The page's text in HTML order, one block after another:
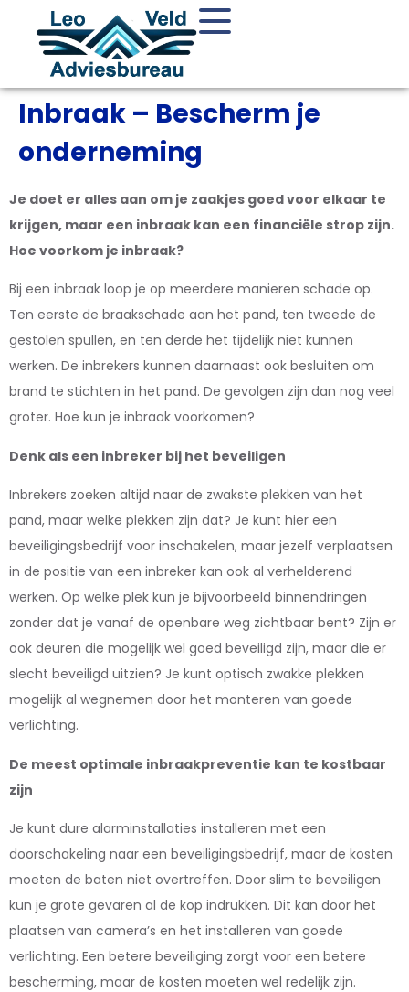
Inbraak – Bescherm je
onderneming
Je doet er alles aan om je zaakjes goed voor elkaar te
krijgen, maar een inbraak kan een financiële strop zijn.
Hoe voorkom je inbraak?
Bij een inbraak loop je op meerdere manieren schade op.
Ten eerste de braakschade aan het pand, ten tweede de
gestolen spullen, en ten derde het tijdelijk niet kunnen
werken. De inbrekers kunnen daarnaast ook besluiten om
brand te stichten in het pand. De gevolgen zijn dan nog veel
groter. Hoe kun je inbraak voorkomen?
Denk als een inbreker bij het beveiligen
Inbrekers zoeken altijd naar de zwakste plekken van het
pand, maar welke plekken zijn dat? Je kunt hier een
beveiligingsbedrijf voor inschakelen, maar jezelf verplaatsen
in de positie van een inbreker kan ook al verhelderend
werken. Op welke plek kun je bijvoorbeeld binnendringen
zonder dat je vanaf de openbare weg zichtbaar bent? Zijn er
ook deuren die mogelijk wel goed beveiligd zijn, maar die er
slecht beveiligd uitzien? Je kunt optisch zwakke plekken
mogelijk al wegnemen door het monteren van goede
verlichting.
De meest optimale inbraakpreventie kan te kostbaar
zijn
Je kunt dure alarminstallaties installeren met een
doorschakeling naar een beveiligingsbedrijf, maar de kosten
moeten de baten niet overtreffen. Door slim te beveiligen
kun je grote gevaren al de kop indrukken. Dit kan door het
plaatsen van camera’s en het installeren van goede
verlichting. Een betere beveiliging zorgt voor een betere
bescherming, maar de kosten moeten wel redelijk zijn.